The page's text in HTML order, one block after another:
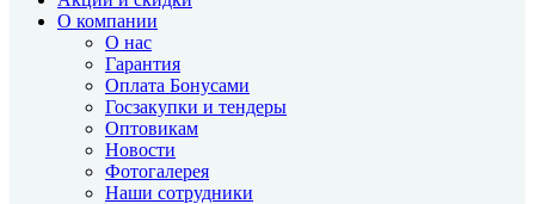
О компании
О нас
Гарантия
Оплата Бонусами
Госзакупки и тендеры
Оптовикам
Новости
Фотогалерея
Наши сотрудники